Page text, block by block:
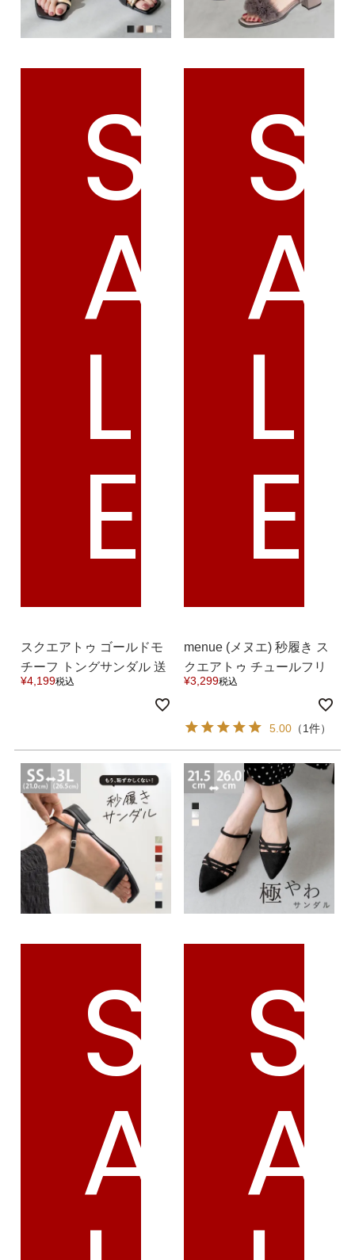
S
A
L
E
スクエアトゥ ゴールドモ
チーフ トングサンダル 送
料無料
¥4,199税込
S
A
L
E
menue (メヌエ) 秒履き ス
クエアトゥ チュールフリ
ル ストラップサンダル 送
¥3,299税込
5.00 （1件）
S
A
S
A